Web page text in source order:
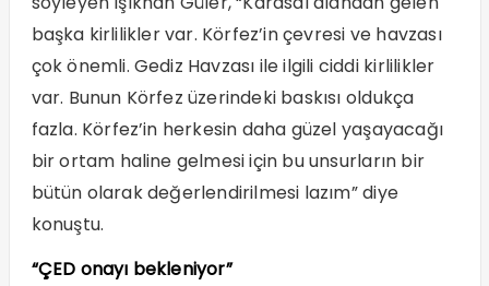
başka kirlilikler var. Körfez’in çevresi ve havzası
çok önemli. Gediz Havzası ile ilgili ciddi kirlilikler
var. Bunun Körfez üzerindeki baskısı oldukça
fazla. Körfez’in herkesin daha güzel yaşayacağı
bir ortam haline gelmesi için bu unsurların bir
bütün olarak değerlendirilmesi lazım” diye
konuştu.
“ÇED onayı bekleniyor”